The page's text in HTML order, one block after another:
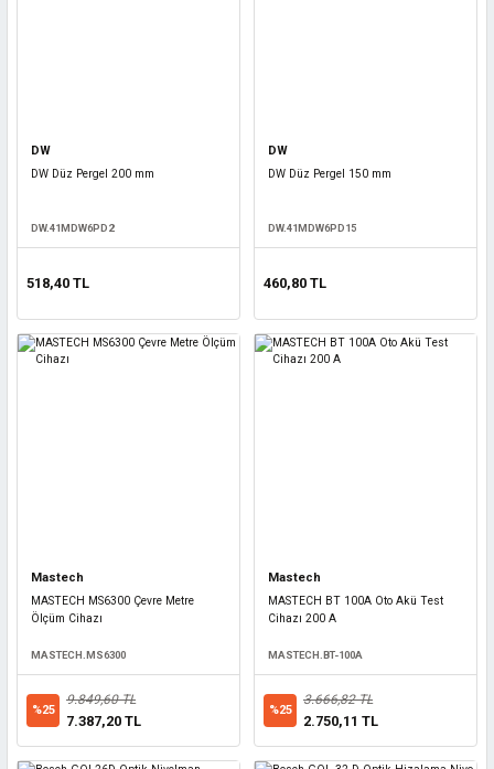
DW
DW Düz Pergel 200 mm
DW.41MDW6PD2
518,40 TL
DW
DW Düz Pergel 150 mm
DW.41MDW6PD15
460,80 TL
Mastech
MASTECH MS6300 Çevre Metre
Ölçüm Cihazı
MASTECH.MS6300
%25
9.849,60 TL
7.387,20 TL
Mastech
MASTECH BT 100A Oto Akü Test
Cihazı 200 A
MASTECH.BT-100A
%25
3.666,82 TL
2.750,11 TL